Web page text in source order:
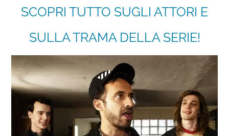
SCOPRI TUTTO SUGLI ATTORI E
SULLA TRAMA DELLA SERIE!